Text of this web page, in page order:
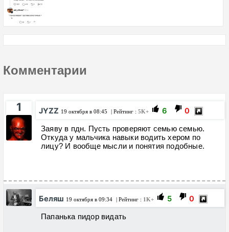
Комментарии
1 JYZZ 19 октября в 08:45 | Рейтинг : 5K+ 6 0
Заяву в пдн. Пусть проверяют семью семью.
Откуда у мальчика навыки водить хером по
лицу? И вообще мысли и понятия подобные.
Беляш 19 октября в 09:34 | Рейтинг : 1K+ 5 0
Папанька пидор видать